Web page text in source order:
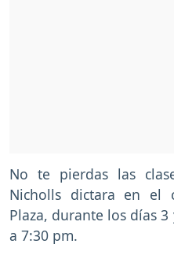
No te pierdas las
Nicholls dictara en el
Plaza, durante los días
a 7:30 pm.